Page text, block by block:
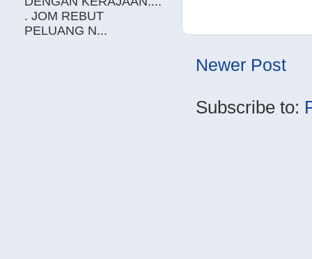
Newer Post
Subscribe to:
. JOM REBUT
PELUANG N...